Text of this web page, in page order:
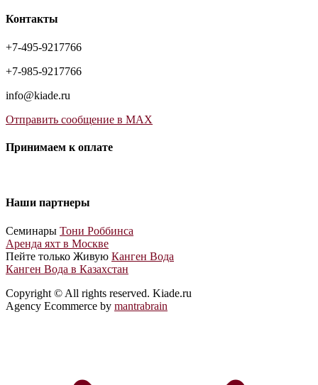
Контакты
+7-495-9217766
+7-985-9217766
info@kiade.ru
Отправить сообщение в MAX
Принимаем к оплате
Наши партнеры
Cеминары Тони Роббинса
Аренда яхт в Москве
Пейте только Живую Канген Вода
Канген Вода в Казахстан
Copyright © All rights reserved. Kiade.ru
Agency Ecommerce by mantrabrain